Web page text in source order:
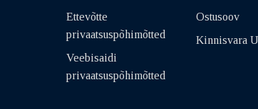
Ettevõtte
privaatsuspõhimõtted
Veebisaidi
privaatsuspõhimõtted
Ostusoov
Kinnisvara